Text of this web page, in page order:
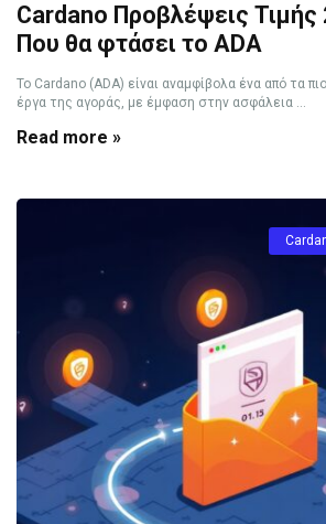
Cardano Προβλέψεις Τιμής
Που θα φτάσει το ADA
Το Cardano (ADA) είναι αναμφίβολα ένα από τα
έργα της αγοράς, με έμφαση στην ασφάλεια ...
Read more »